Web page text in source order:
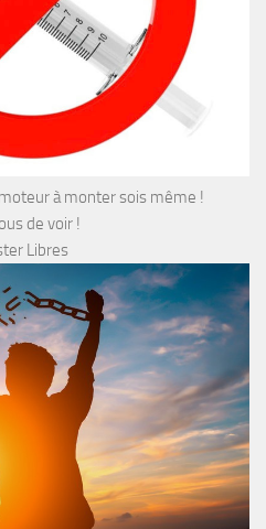
à monter sois même !
de voir !
Libres